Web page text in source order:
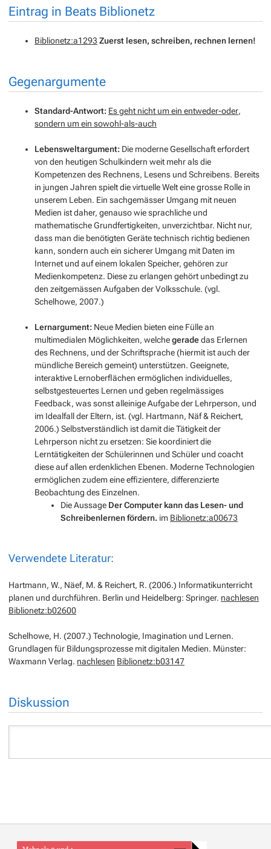
Eintrag in Beats Biblionetz
Biblionetz:a1293 Zuerst lesen, schreiben, rechnen lernen!
Gegenargumente
Standard-Antwort: Es geht nicht um einentweder-oder,
sondern um einsowohl-als-auch
Lebensweltargument: Die moderne Gesellschaft erfordert
von den heutigen Schulkindern weit mehr als die
Kompetenzen des Rechnens, Lesens und Schreibens. Bereits
in jungen Jahren spielt die virtuelle Welt eine grosse Rolle in
unserem Leben. Ein sachgemässer Umgang mit neuen
Medien ist daher, genauso wie sprachliche und
mathematische Grundfertigkeiten, unverzichtbar. Nicht nur,
dass man die benötigten Geräte technisch richtig bedienen
kann, sondern auch ein sicherer Umgang mit Daten im
Internet und auf einem lokalen Speicher, gehören zur
Medienkompetenz. Diese zu erlangen gehört unbedingt zu
den zeitgemässen Aufgaben der Volksschule. (vgl.
Schelhowe, 2007.)
Lernargument: Neue Medien bieten eine Fülle an
multimedialen Möglichkeiten, welchegeradedas Erlernen
des Rechnens, und der Schriftsprache (hiermit ist auch der
mündliche Bereich gemeint) unterstützen. Geeignete,
interaktive Lernoberflächen ermöglichen individuelles,
selbstgesteuertes Lernen und geben regelmässiges
Feedback, was sonst alleinige Aufgabe der Lehrperson, und
im Idealfall der Eltern, ist. (vgl. Hartmann, Näf & Reichert,
2006.) Selbstverständlich ist damit die Tätigkeit der
Lehrperson nicht zu ersetzen: Sie koordiniert die
Lerntätigkeiten der Schülerinnen und Schüler und coacht
diese auf allen erdenklichen Ebenen. Moderne Technologien
ermöglichen zudem eine effizientere, differenzierte
Beobachtung des Einzelnen.
Die Aussage Der Computer kann das Lesen- und
Schreibenlernen fördern. im Biblionetz:a00673
Verwendete Literatur:
Hartmann, W., Näef, M. & Reichert, R. (2006.) Informatikunterricht
planen und durchführen. Berlin und Heidelberg: Springer. nachlesen
Biblionetz:b02600
Schelhowe, H. (2007.) Technologie, Imagination und Lernen.
Grundlagen für Bildungsprozesse mit digitalen Medien. Münster:
Waxmann Verlag. nachlesen Biblionetz:b03147
Diskussion